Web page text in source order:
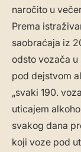
naročito u
Prema
saobraćaja iz
odsto vozača
pod dejstvom
„svaki 190.
uticajem
svakog dana
koji voze pod